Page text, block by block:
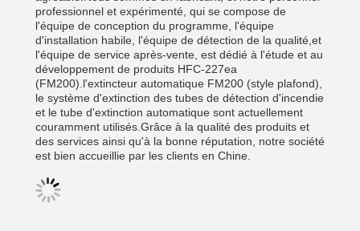
professionnel et expérimenté, qui se compose de
l'équipe de conception du programme, l'équipe
d'installation habile, l'équipe de détection de la qualité,et
l'équipe de service après-vente, est dédié à l'étude et au
développement de produits HFC-227ea
(FM200).l'extincteur automatique FM200 (style plafond),
le système d'extinction des tubes de détection d'incendie
et le tube d'extinction automatique sont actuellement
couramment utilisés.Grâce à la qualité des produits et
des services ainsi qu'à la bonne réputation, notre société
est bien accueillie par les clients en Chine.